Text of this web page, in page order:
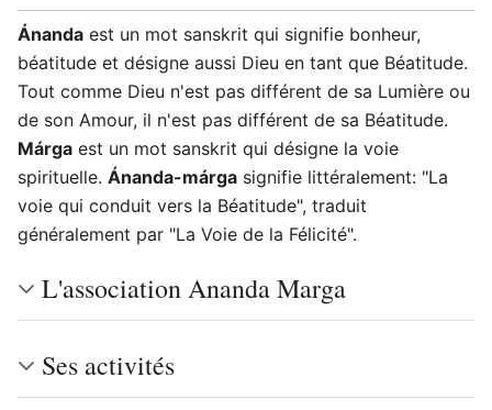
Ánanda est un mot sanskrit qui signifie bonheur,
béatitude et désigne aussi Dieu en tant que Béatitude.
Tout comme Dieu n'est pas différent de sa Lumière ou
de son Amour, il n'est pas différent de sa Béatitude.
Márga est un mot sanskrit qui désigne la voie
spirituelle. Ánanda-márga signifie littéralement: "La
voie qui conduit vers la Béatitude", traduit
généralement par "La Voie de la Félicité".
L'association Ananda Marga
Ses activités